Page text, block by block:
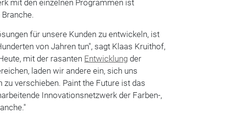
mit den einzelnen Programmen ist
für unsere Kunden zu entwickeln, ist
von Jahren tun", sagt Klaas Kruithof,
mit der rasanten Entwicklung der
laden wir andere ein, sich uns
zu verschieben. Paint the Future ist das
Innovationsnetzwerk der Farben-,